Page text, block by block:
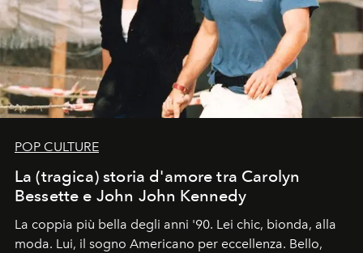
POP CULTURE
La (tragica) storia d'amore tra Carolyn
Bessette e John John Kennedy
La coppia più bella degli anni '90. Lei chic, bionda, alla
moda. Lui, il sogno Americano per eccellenza. Bello,